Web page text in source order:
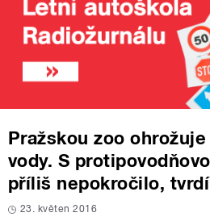
Pražskou zoo
vody. S
příliš nepokročilo,
23. květen 2016